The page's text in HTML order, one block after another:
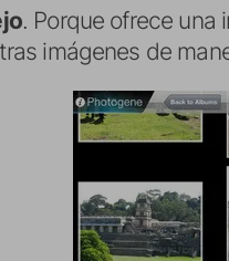
. Porque ofrece una
imágenes de